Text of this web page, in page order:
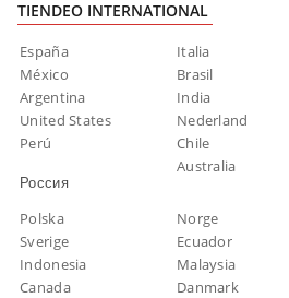
TIENDEO INTERNATIONAL
España Italia
México
Brasil
Argentina
India
United States
Nederland
Perú
Chile
Россия
Australia
Polska Norge
Sverige
Ecuador
Indonesia
Malaysia
Canada
Danmark